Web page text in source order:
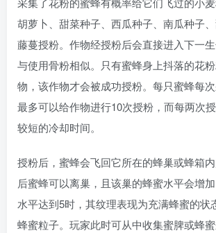
胡萝卜、甜菜种子、西瓜种子、南瓜种子
藤蔓授粉。作物经授粉后会直接进入下一
与使用骨粉相似。只有蜜蜂身上抖落的花
物，该作物才会被成功授粉。每只蜜蜂每
最多可以给作物进行10次授粉，而每两次
较短的冷却时间。
授粉后，蜜蜂会飞回它所在的蜂巢或蜂箱
后蜜蜂可以离巢，且该巢的蜂蜜水平会增
水平达到5时，其纹理表现为充满蜂蜜的状
蜂蜜粒子。玩家此时可从中收集蜜脾或蜂蜜